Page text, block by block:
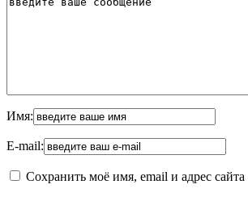
Имя:
E-mail:
Сохранить моё имя, email и адрес